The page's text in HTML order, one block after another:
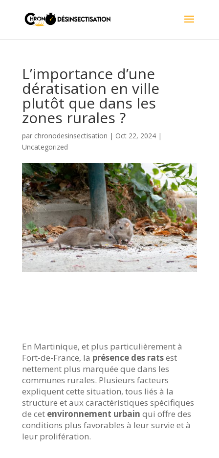
L’importance d’une
dératisation en ville
plutôt que dans les
zones rurales ?
par chronodesinsectisation | Oct 22, 2024|
Uncategorized
En Martinique, et plus particulièrement à
Fort-de-France, la présence des ratsest
nettement plus marquée que dans les
communes rurales. Plusieurs facteurs
expliquent cette situation, tous liés à la
structure et aux caractéristiques spécifiques
de cet environnement urbain qui offre des
conditions plus favorables à leur survie et à
leur prolifération.